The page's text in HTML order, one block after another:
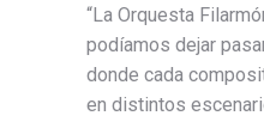
“La Orquesta
podíamos dejar
donde cada
en distintos